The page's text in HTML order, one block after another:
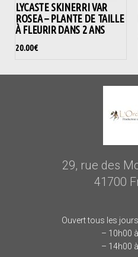
LYCASTE SKINERRI VAR
ROSEA – PLANTE DE TAILLE
À FLEURIR DANS 2 ANS
20.00€
29, rue des
41700
Ouvert tous les
– 10h00
– 14h00